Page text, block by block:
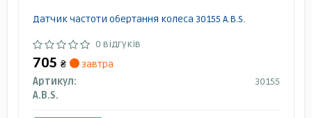
Датчик частоти обертання колеса 30155 A.B.S.
0 відгуків
705 ₴
завтра
Артикул:
30155
A.B.S.